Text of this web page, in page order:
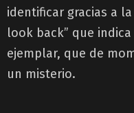
identificar gracias a
look back” que
ejemplar, que de
un misterio.